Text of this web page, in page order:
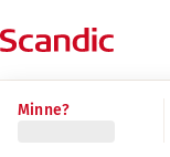
Minne?